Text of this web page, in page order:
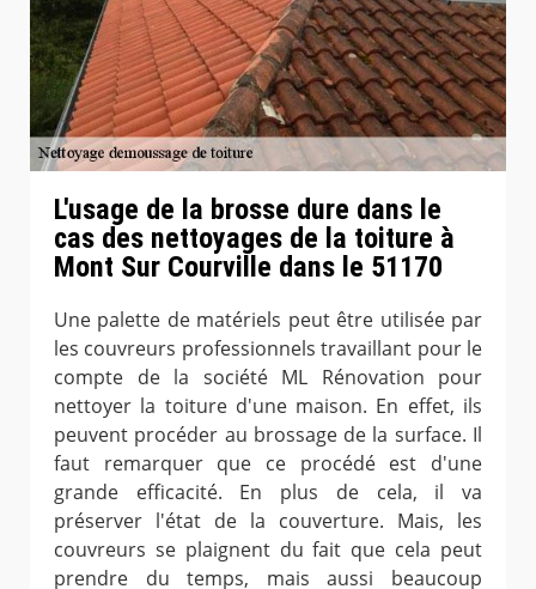
L'usage de la brosse dure dans le
cas des nettoyages de la toiture à
Mont Sur Courville dans le 51170
Une palette de matériels peut être utilisée par
les couvreurs professionnels travaillant pour le
compte de la société ML Rénovation pour
nettoyer la toiture d'une maison. En effet, ils
peuvent procéder au brossage de la surface. Il
faut remarquer que ce procédé est d'une
grande efficacité. En plus de cela, il va
préserver l'état de la couverture. Mais, les
couvreurs se plaignent du fait que cela peut
prendre du temps, mais aussi beaucoup